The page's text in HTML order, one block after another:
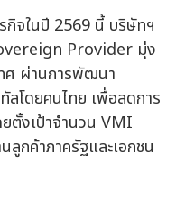
กิจในปี 2569 นี้ บริษัทฯ
Provider มุ่ง
ศ ผ่านการพัฒนา
ลโดยคนไทย เพื่อลดการ
ตั้งเป้าจำนวน VMI
กค้าภาครัฐและเอกชน